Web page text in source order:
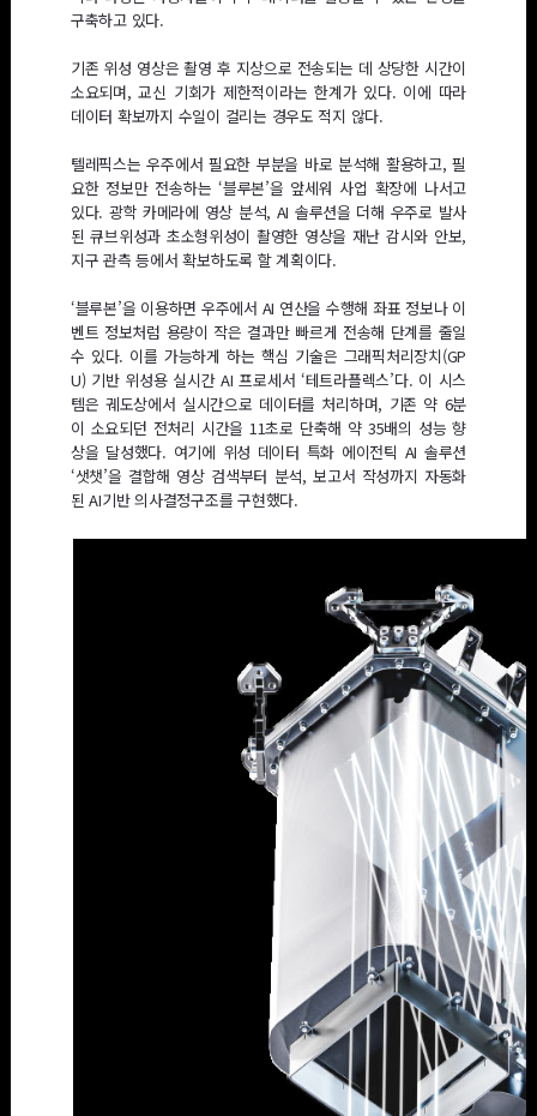
구축하고 있다.
기존 위성 영상은 촬영 후 지상으로 전송되는 데 상당한 시간이
소요되며, 교신 기회가 제한적이라는 한계가 있다. 이에 따라
데이터 확보까지 수일이 걸리는 경우도 적지 않다.
텔레픽스는 우주에서 필요한 부분을 바로 분석해 활용하고, 필
요한 정보만 전송하는 ‘블루본’을 앞세워 사업 확장에 나서고
있다. 광학 카메라에 영상 분석, AI 솔루션을 더해 우주로 발사
된 큐브위성과 초소형위성이 촬영한 영상을 재난 감시와 안보,
지구 관측 등에서 확보하도록 할 계획이다.
‘블루본’을 이용하면 우주에서 AI 연산을 수행해 좌표 정보나 이
벤트 정보처럼 용량이 작은 결과만 빠르게 전송해 단계를 줄일
수 있다. 이를 가능하게 하는 핵심 기술은 그래픽처리장치(GP
U) 기반 위성용 실시간 AI 프로세서 ‘테트라플렉스’다. 이 시스
템은 궤도상에서 실시간으로 데이터를 처리하며, 기존 약 6분
이 소요되던 전처리 시간을 11초로 단축해 약 35배의 성능 향
상을 달성했다. 여기에 위성 데이터 특화 에이전틱 AI 솔루션
‘샛챗’을 결합해 영상 검색부터 분석, 보고서 작성까지 자동화
된 AI기반 의사결정구조를 구현했다.